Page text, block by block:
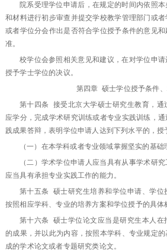
院系受理学位申请后，在规定的时间内依照
和材料进行初步审查并提交学校教学管理部门或
或者学位分会作出是否符合学位授予条件的意见
准。
校学位会参照相关意见和建议，在对学位申
授予学士学位的决议。
第四章 硕士学位授予条件
第十四条 接受北京大学硕士研究生教育，通
应学分，完成学术研究训练或者专业实践训练，
践成果答辩，表明学位申请人达到下列水平的，授
（一）在本学科或者专业领域掌握坚实的基础
（二）学术学位申请人应当具有从事学术研
应当具有承担专业实践工作的能力。
第十五条 硕士研究生培养和学位申请、学位
按照相应学科、专业的培养方案和学位授予的具体
第十六条 硕士学位论文应当是研究生本人在
的成果，并以此为内容，按照本学科、专业规定
成的学术论文或者专题研究类论文。